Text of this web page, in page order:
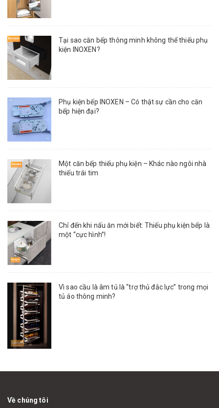
Tại sao căn bếp thông minh không thể thiếu phụ
kiện INOXEN?
Phụ kiện bếp INOXEN – Có thật sự cần cho căn
bếp hiện đại?
Một căn bếp thiếu phụ kiện – Khác nào ngôi nhà
thiếu trái tim
Chỉ đến khi nấu ăn mới biết: Thiếu phụ kiện bếp là
một “cực hình”!
Vì sao cầu là âm tủ là “trợ thủ đắc lực” trong mọi
tủ áo thông minh?
Về chúng tôi